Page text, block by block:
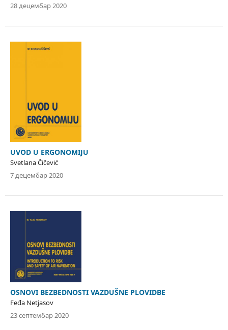
28 децембар 2020
UVOD U ERGONOMIJU
Svetlana Čičević
7 децембар 2020
OSNOVI BEZBEDNOSTI VAZDUŠNE PLOVIDBE
Feđa Netjasov
23 септембар 2020